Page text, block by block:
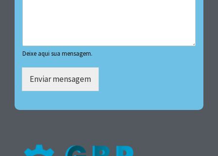
Deixe aqui sua mensagem.
Enviar mensagem